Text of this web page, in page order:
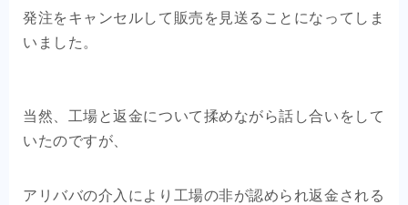
発注をキャンセルして販売を見送ることになってしま
いました。
当然、工場と返金について揉めながら話し合いをして
いたのですが、
アリババの介入により工場の非が認められ返金される